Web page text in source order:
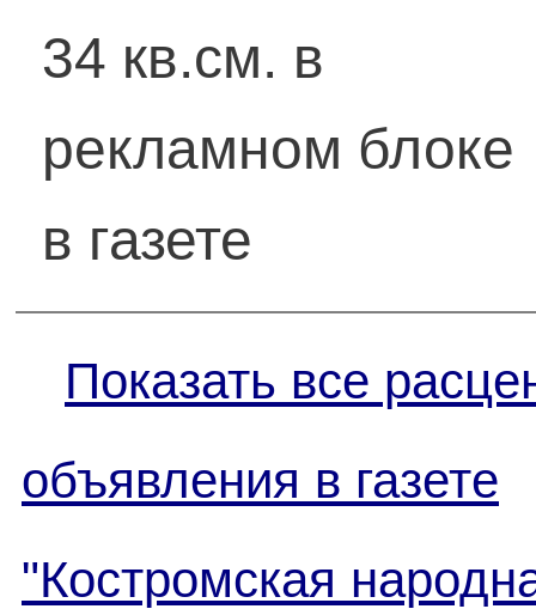
34 кв.см. в
рекламном блоке
в газете
Показать все
объявления в газете
"Костромская